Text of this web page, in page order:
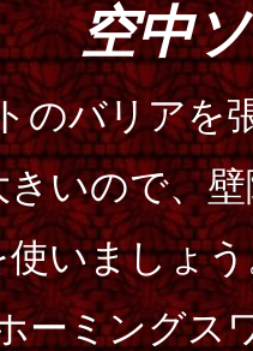
空中
のバリアを
いので、
いましょ
ーミングス